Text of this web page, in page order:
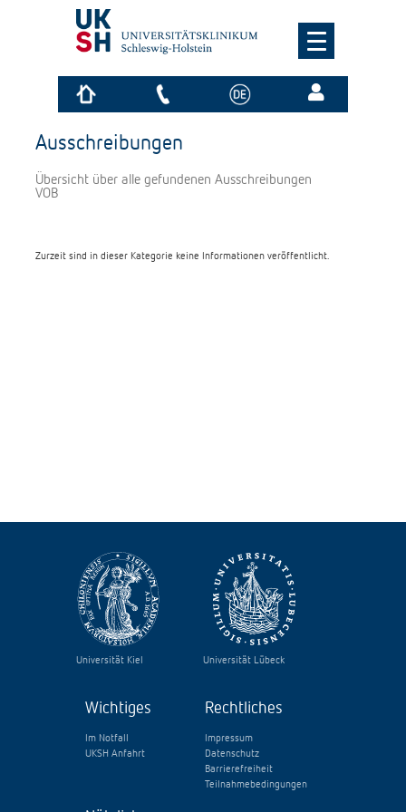
Ausschreibungen
Übersicht über alle gefundenen Ausschreibungen
VOB
Zurzeit sind in dieser Kategorie keine Informationen veröffentlicht.
Universität Kiel Universität Lübeck
Wichtiges
Im Notfall
UKSH Anfahrt
Rechtliches
Impressum
Datenschutz
Barrierefreiheit
Teilnahmebedingungen